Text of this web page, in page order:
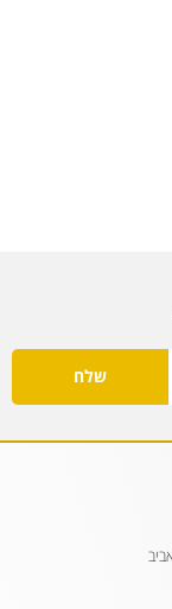
שלח